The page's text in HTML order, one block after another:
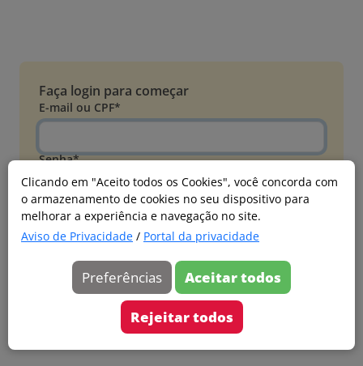
Clicando em "Aceito todos os Cookies", você concorda com
o armazenamento de cookies no seu dispositivo para
melhorar a experiência e navegação no site.
Aviso de Privacidade / Portal da privacidade
Preferências Aceitar todos
Rejeitar todos
Faça login para começar
E-mail ou CPF*
Senha*
Esqueci minha senha
Entrar
Acessar com Microsoft
Ainda não faz parte?
Cadastre-se
Versão 20260805.7